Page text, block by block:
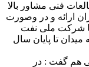
فنی مشاور بالا
ارائه و در وصورت
شرکت ملی نفت
میدان تا پایان سال
هم گفت : در